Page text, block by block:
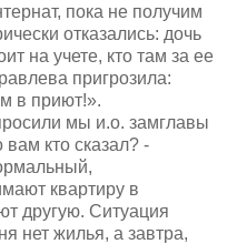
пока не получим
отказались: дочь
на учете, кто там за ее
пригрозила:
в приют!».
мы и.о. замглавы
кто сказал? -
квартиру в
другую. Ситуация
нет жилья, а завтра,